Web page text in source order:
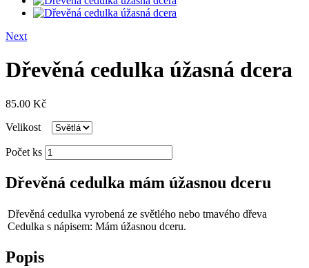
Next
Dřevěná cedulka úžasná dcera
85.00 Kč
Velikost
Počet ks
Dřevěná cedulka mám úžasnou dceru
Dřevěná cedulka vyrobená ze světlého nebo tmavého dřeva
Cedulka s nápisem: Mám úžasnou dceru.
Popis